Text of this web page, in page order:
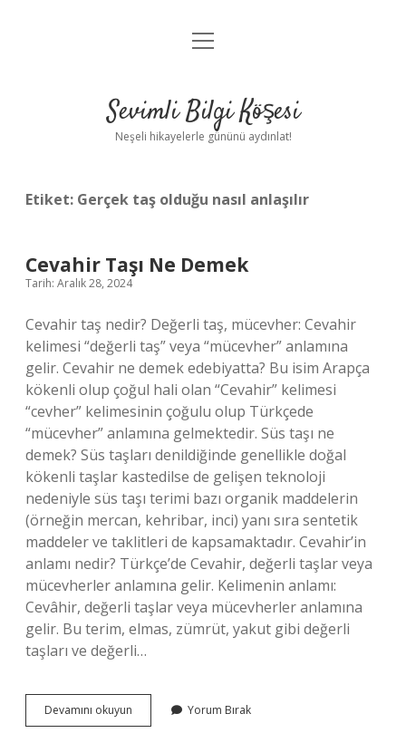
Anasayfa
Yasal Uyarı
menüyü
Sevimli Bilgi Köşesi
Neşeli hikayelerle gününü aydınlat!
Etiket: Gerçek taş olduğu nasıl anlaşılır
Cevahir Taşı Ne Demek
Tarih: Aralık 28, 2024
Cevahir taş nedir? Değerli taş, mücevher: Cevahir
kelimesi “değerli taş” veya “mücevher” anlamına
gelir. Cevahir ne demek edebiyatta? Bu isim Arapça
kökenli olup çoğul hali olan “Cevahir” kelimesi
“cevher” kelimesinin çoğulu olup Türkçede
“mücevher” anlamına gelmektedir. Süs taşı ne
demek? Süs taşları denildiğinde genellikle doğal
kökenli taşlar kastedilse de gelişen teknoloji
nedeniyle süs taşı terimi bazı organik maddelerin
(örneğin mercan, kehribar, inci) yanı sıra sentetik
maddeler ve taklitleri de kapsamaktadır. Cevahir’in
anlamı nedir? Türkçe’de Cevahir, değerli taşlar veya
mücevherler anlamına gelir. Kelimenin anlamı:
Cevâhir, değerli taşlar veya mücevherler anlamına
gelir. Bu terim, elmas, zümrüt, yakut gibi değerli
taşları ve değerli…
Devamını okuyun
Taşı
Yorum Bırak